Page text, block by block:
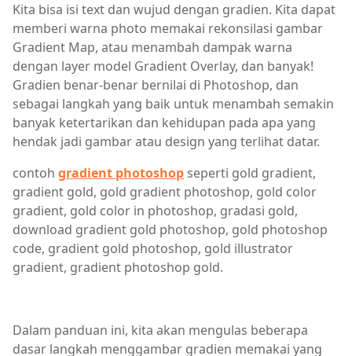
Kita bisa isi text dan wujud dengan gradien. Kita dapat
memberi warna photo memakai rekonsilasi gambar
Gradient Map, atau menambah dampak warna
dengan layer model Gradient Overlay, dan banyak!
Gradien benar-benar bernilai di Photoshop, dan
sebagai langkah yang baik untuk menambah semakin
banyak ketertarikan dan kehidupan pada apa yang
hendak jadi gambar atau design yang terlihat datar.
contoh gradient photoshop seperti gold gradient,
gradient gold, gold gradient photoshop, gold color
gradient, gold color in photoshop, gradasi gold,
download gradient gold photoshop, gold photoshop
code, gradient gold photoshop, gold illustrator
gradient, gradient photoshop gold.
Dalam panduan ini, kita akan mengulas beberapa
dasar langkah menggambar gradien memakai yang